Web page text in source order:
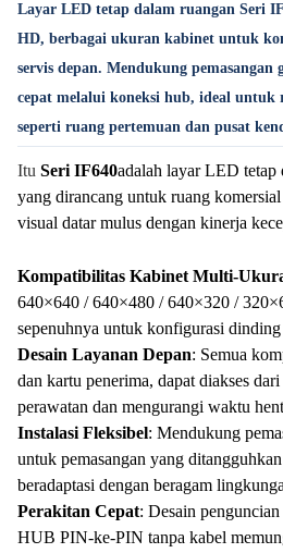
Layar LED tetap dalam ruangan Seri
HD, berbagai ukuran kabinet untuk
servis depan. Mendukung
cepat melalui koneksi hub, ideal untuk
seperti ruang pertemuan dan pusat
Itu Seri IF640adalah layar LED tetap
yang dirancang untuk ruang
visual datar mulus dengan kinerja
Kompatibilitas Kabinet Multi-
640×640 / 640×480 / 640×320 /
sepenuhnya untuk konfigurasi
Desain Layanan Depan: Semua
dan kartu penerima, dapat diakses
perawatan dan mengurangi waktu
Instalasi Fleksibel: Mendukung
untuk pemasangan yang ditangguhkan
beradaptasi dengan beragam
Perakitan Cepat: Desain
HUB PIN-ke-PIN tanpa kabel